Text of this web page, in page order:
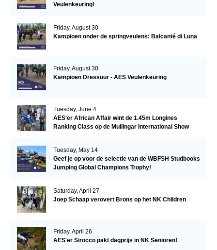
Veulenkeuring!
Friday, August 30
Kampioen onder de springveulens: Balcanté di Luna
Friday, August 30
Kampioen Dressuur - AES Veulenkeuring
Tuesday, June 4
AES'er African Affair wint de 1.45m Longines
Ranking Class op de Mullingar International Show
Tuesday, May 14
Geef je op voor de selectie van de WBFSH Studbooks
Jumping Global Champions Trophy!
Saturday, April 27
Joep Schaap verovert Brons op het NK Children
Friday, April 26
AES'er Sirocco pakt dagprijs in NK Senioren!